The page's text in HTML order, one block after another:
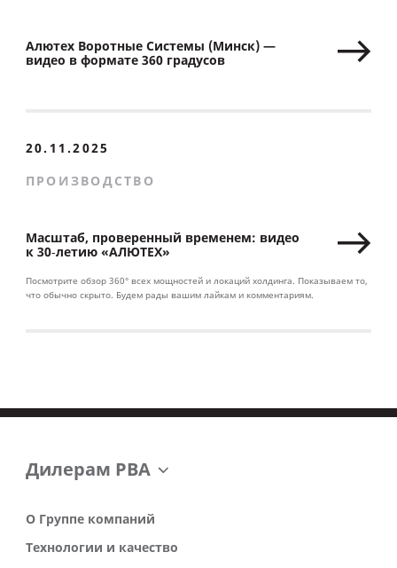
Алютех Воротные Системы (Минск) —
видео в формате 360 градусов
20.11.2025
ПРОИЗВОДСТВО
Масштаб, проверенный временем: видео
к 30‑летию «АЛЮТЕХ»
Посмотрите обзор 360° всех мощностей и локаций холдинга. Показываем то,
что обычно скрыто. Будем рады вашим лайкам и комментариям.
Дилерам РВА
О Группе компаний
Технологии и качество